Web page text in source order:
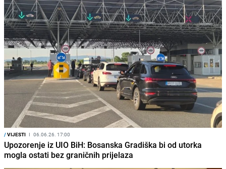
/VIJESTI I 06.06.26. 17:00
Upozorenje iz UIO BiH: Bosanska Gradiška bi od utorka
mogla ostati bez graničnih prijelaza